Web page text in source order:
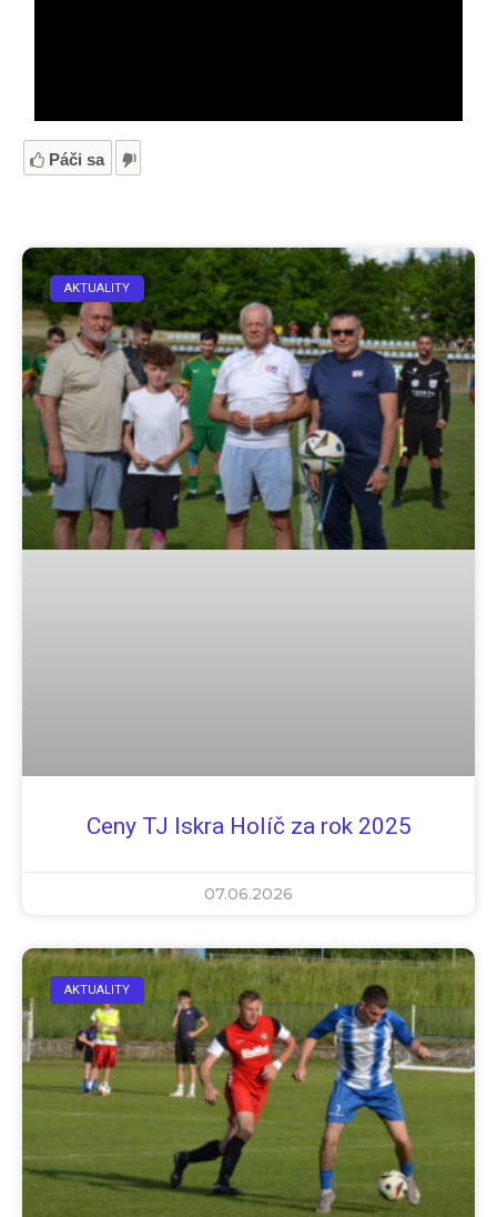
Páči sa
AKTUALITY
Ceny TJ Iskra Holíč za rok 2025
07.06.2026
AKTUALITY